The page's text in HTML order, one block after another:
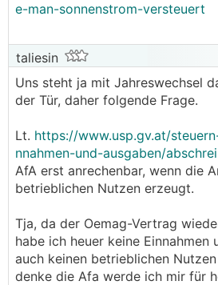
e-man-sonnenstrom-versteuert
taliesin
Uns steht ja mit Jahreswechsel
der Tür, daher folgende Frage.
Lt. https://www.usp.gv.at/
nnahmen-und-ausgaben/
AfA erst anrechenbar, wenn die
betrieblichen Nutzen erzeugt.
Tja, da der Oemag-Vertrag
habe ich heuer keine Einnahmen
auch keinen betrieblichen
denke die Afa werde ich mir für